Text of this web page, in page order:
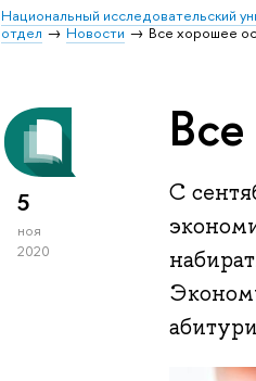
Национальный исследовательский
отдел
Новости Все хорошее
5
ноя
2020
С